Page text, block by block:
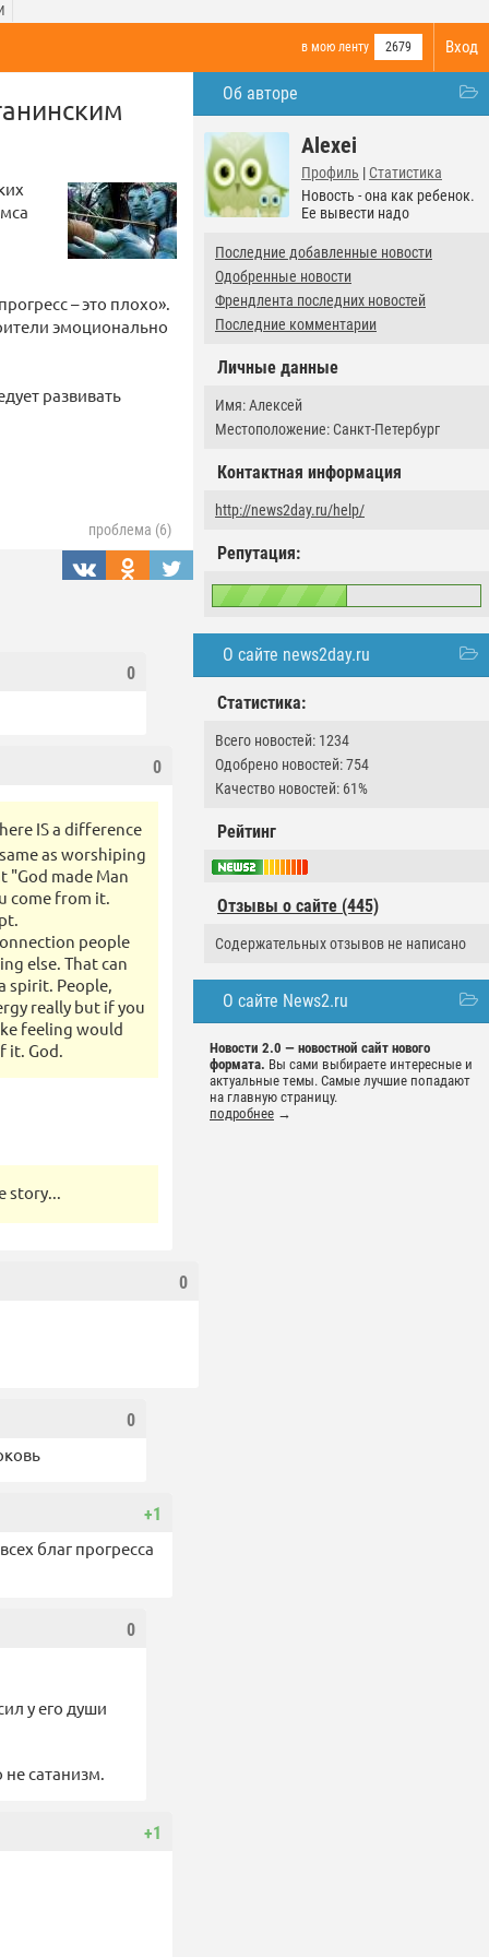
Вход
в мою ленту 2679
Об авторе
Alexei
Профиль | Статистика
Новость - она как ребенок.
Ее вывести надо
Последние добавленные новости
Одобренные новости
Френдлента последних новостей
Последние комментарии
Личные данные
Имя: Алексей
Местоположение: Санкт-Петербург
Контактная информация
http://news2day.ru/help/
Репутация:
О сайте news2day.ru
Статистика:
Всего новостей: 1234
Одобрено новостей: 754
Качество новостей: 61%
Рейтинг
Отзывы о сайте (445)
Содержательных отзывов не написано
О сайте News2.ru
Новости 2.0 — новостной сайт нового
формата. Вы сами выбираете интересные и
актуальные темы. Самые лучшие попадают
на главную страницу.
подробнее →
– это плохо».
эмоционально
развивать
проблема (6)
0
0
IS a difference
as worshiping
"God made Man
come from it.
people
else. That can
spirit. People,
really but if you
feeling would
it. God.
story...
0
0
+1
благ прогресса
0
у его души
не сатанизм.
+1